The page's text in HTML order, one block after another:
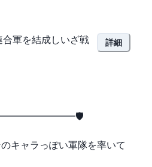
軍を結成しいざ戦
詳細
キャラっぽい軍隊を率いて